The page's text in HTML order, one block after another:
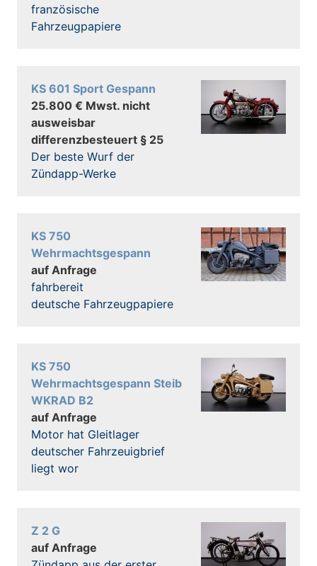
französische
Fahrzeugpapiere
KS 601 Sport Gespann
25.800 € Mwst. nicht
ausweisbar
differenzbesteuert § 25
Der beste Wurf der
Zündapp-Werke
KS 750
Wehrmachtsgespann
auf Anfrage
fahrbereit
deutsche Fahrzeugpapiere
KS 750
Wehrmachtsgespann Steib
WKRAD B2
auf Anfrage
Motor hat Gleitlager
deutscher Fahrzeuigbrief
liegt wor
Z 2 G
auf Anfrage